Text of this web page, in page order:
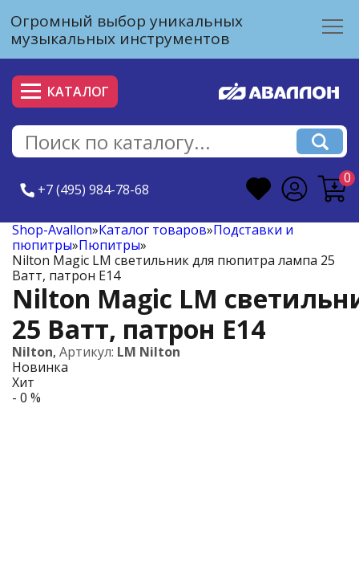
Огромный выбор уникальных
музыкальных инструментов
КАТАЛОГ
+7 (495) 984-78-68
0
Shop-Avallon»Каталог товаров»Подставки и
пюпитры»Пюпитры»
Nilton Magic LM светильник для пюпитра лампа 25
Ватт, патрон E14
Nilton Magic LM
25 Ватт, патрон E14
Nilton, Артикул: LM Nilton
Новинка
Хит
- 0 %